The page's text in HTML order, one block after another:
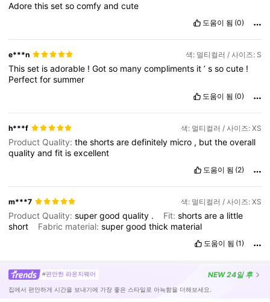
Adorethissetsocomfyandcute
도움이 됨 (0)
e***n 색: 멀티컬러 / 사이즈: S
Thisset isadorable !Gotso manycompliments it’ssocute !
Perfectforsummer
도움이 됨 (0)
h***f 색: 멀티컬러 / 사이즈: XS
Product Quality:theshortsaredefinitely micro , buttheoverall
qualityandfit isexcellent
도움이 됨 (2)
m***7 색: 멀티컬러 / 사이즈: XS
Product Quality:supergoodquality . Fit:shortsarea little
short
Fabric material:supergoodthick material
도움이 됨 (1)
#편안한 라운지웨어 NEW24일 후
집에서 편안하게 시간을 보내기에 가장 좋은 스타일로 아늑함을 더해보세요.